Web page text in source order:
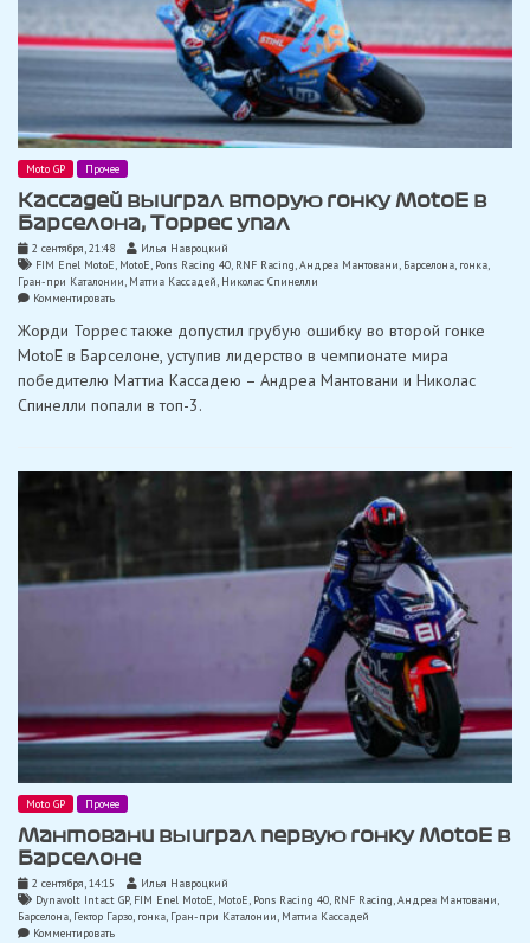
Moto GP Прочее
Кассадей выиграл вторую гонку MotoE в
Барселона, Торрес упал
2 сентября, 21:48
Илья Навроцкий
FIM Enel MotoE, MotoE, Pons Racing 40, RNF Racing,Андреа Мантовани, Барселона, гонка
Гран-при Каталонии, Маттиа Кассадей, Николас Спинелли
Комментироватьon
выиграл
гонку
MotoE
Барселона,
Жорди Торрес также допустил грубую ошибку во второй гонке
MotoE в Барселоне, уступив лидерство в чемпионате мира
победителю Маттиа Кассадею – Андреа Мантовани и Николас
Спинелли попали в топ-3.
Moto GP Прочее
Мантовани выиграл первую гонку MotoE в
Барселоне
2 сентября, 14:15
Илья Навроцкий
Dynavolt Intact GP, FIM Enel MotoE, MotoE, Pons Racing 40, RNF Racing,Андреа Мантовани
Барселона, Гектор Гарзо, гонка, Гран-при Каталонии, Маттиа Кассадей
Комментироватьon